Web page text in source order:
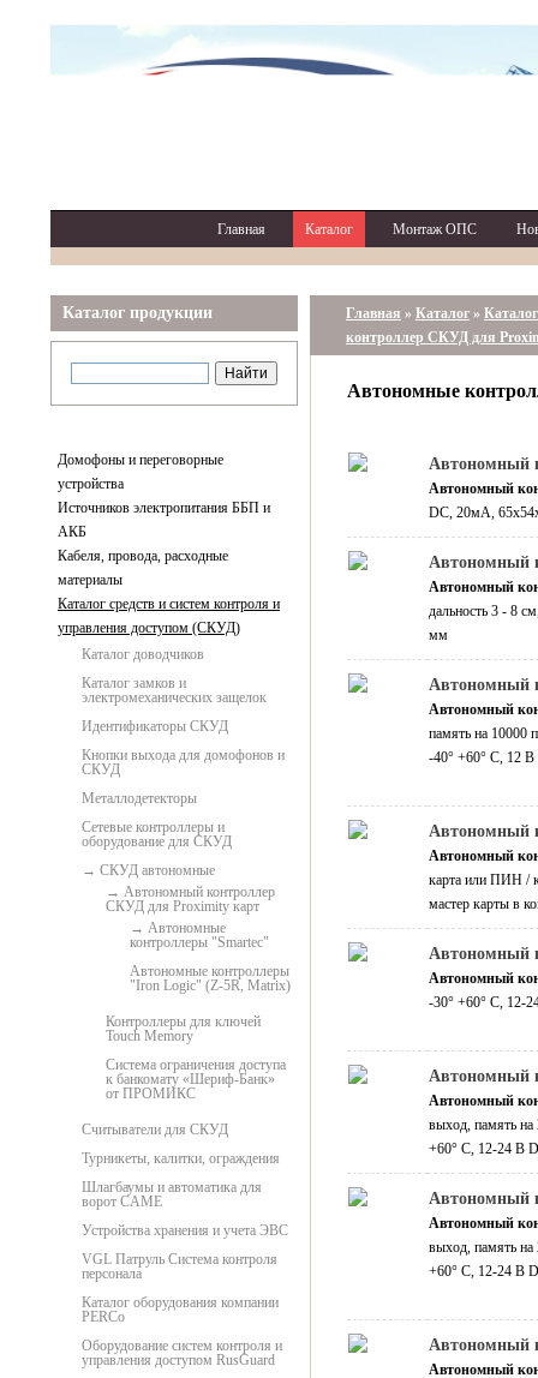
Главная Каталог Монтаж ОПС
Каталог продукции
Домофоны и переговорные
устройства
Источников электропитания ББП и
АКБ
Кабеля, провода, расходные
материалы
Каталог средств и систем контроля и
управления доступом (СКУД)
Каталог доводчиков
Каталог замков и
электромеханических защелок
Идентификаторы СКУД
Кнопки выхода для домофонов и
СКУД
Металлодетекторы
Сетевые контроллеры и
оборудование для СКУД
СКУД автономные
Автономный контроллер
СКУД для Proximity карт
Автономные
контроллеры "Smartec"
Автономные контроллеры
"Iron Logic" (Z-5R, Matrix)
Контроллеры для ключей
Touch Memory
Система ограничения доступа
к банкомату «Шериф-Банк»
от ПРОМИКС
Считыватели для СКУД
Турникеты, калитки, ограждения
Шлагбаумы и автоматика для
ворот CAME
Устройства хранения и учета ЭВС
VGL Патруль Система контроля
персонала
Каталог оборудования компании
PERCo
Оборудование систем контроля и
управления доступом RusGuard
Главная » Каталог »
контроллер СКУД для
Автономные
Автономный
Автономный
DC, 20мА,
Автономный
Автономный
дальность 3 - 8
мм
Автономный
Автономный
память на 10000
-40° +60° С, 12
Автономный
Автономный
карта или ПИН /
мастер карты в
Автономный
Автономный
-30° +60° С, 12-
Автономный
Автономный
выход, память на
+60° С, 12-24 В
Автономный
Автономный
выход, память на
+60° С, 12-24 В
Автономный
Автономный